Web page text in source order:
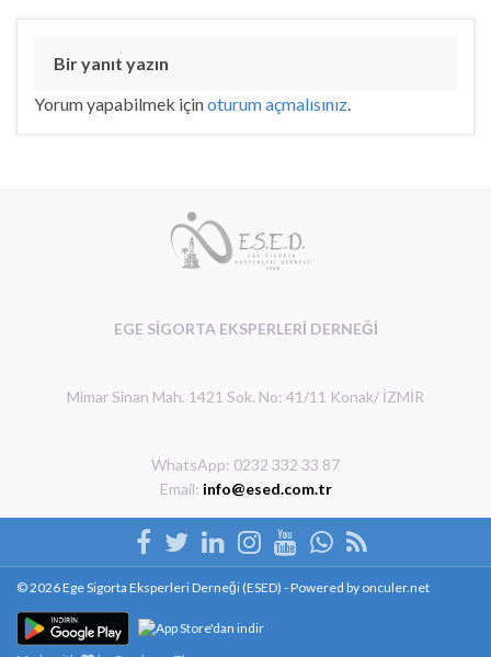
Bir yanıt yazın
Yorum yapabilmek içinoturum açmalısınız.
EGE SİGORTA EKSPERLERİ DERNEĞİ
Mimar Sinan Mah. 1421 Sok. No: 41/11 Konak/ İZMİR
WhatsApp: 0232 332 33 87
Email: info@esed.com.tr
© 2026 Ege Sigorta Eksperleri Derneği (ESED) - Powered by onculer.net